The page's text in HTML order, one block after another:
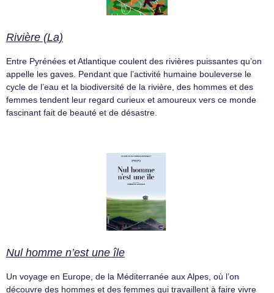
Rivière (La)
Entre Pyrénées et Atlantique coulent des rivières puissantes qu’on
appelle les gaves. Pendant que l’activité humaine bouleverse le
cycle de l’eau et la biodiversité de la rivière, des hommes et des
femmes tendent leur regard curieux et amoureux vers ce monde
fascinant fait de beauté et de désastre.
Nul homme n’est une île
Un voyage en Europe, de la Méditerranée aux Alpes, où l’on
découvre des hommes et des femmes qui travaillent à faire vivre